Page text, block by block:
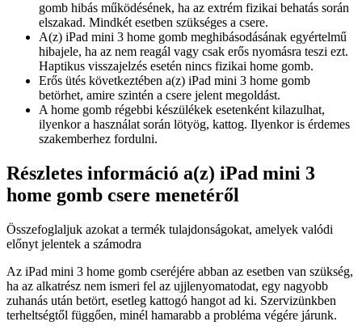
gomb hibás működésének, ha az extrém fizikai behatás során
elszakad. Mindkét esetben szükséges a csere.
A(z) iPad mini 3 home gomb meghibásodásának egyértelmű
hibajele, ha az nem reagál vagy csak erős nyomásra teszi ezt.
Haptikus visszajelzés esetén nincs fizikai home gomb.
Erős ütés következtében a(z) iPad mini 3 home gomb
betörhet, amire szintén a csere jelent megoldást.
A home gomb régebbi készülékek esetenként kilazulhat,
ilyenkor a használat során lötyög, kattog. Ilyenkor is érdemes
szakemberhez fordulni.
Részletes információ a(z) iPad mini 3
home gomb csere menetéről
Összefoglaljuk azokat a termék tulajdonságokat, amelyek valódi
előnyt jelentek a számodra
Az iPad mini 3 home gomb cseréjére abban az esetben van szükség,
ha az alkatrész nem ismeri fel az ujjlenyomatodat, egy nagyobb
zuhanás után betört, esetleg kattogó hangot ad ki. Szervizünkben
terheltségtől függően, minél hamarabb a probléma végére járunk.